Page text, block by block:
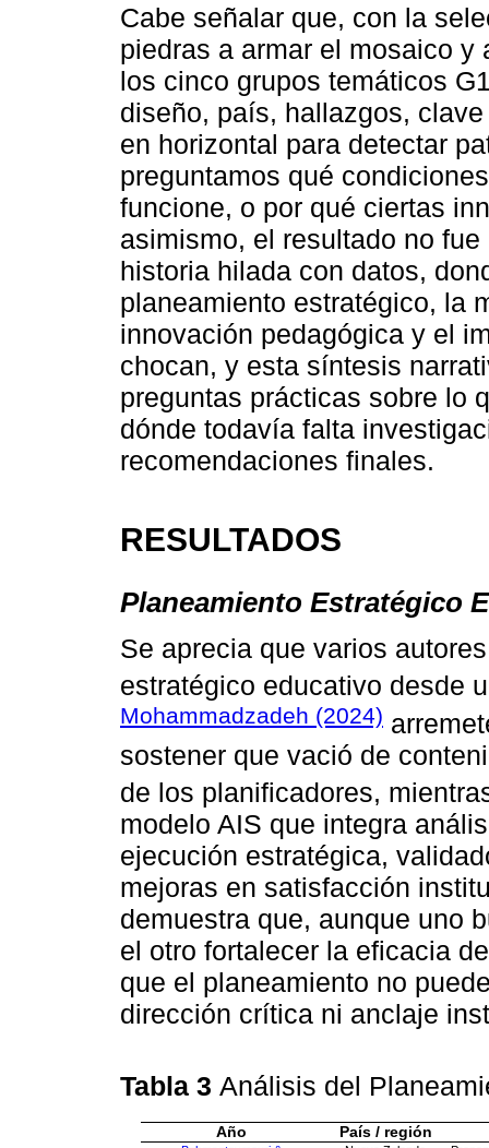
Cabe señalar que, con la
piedras a armar el mosaico y
los cinco grupos temáticos
diseño, país, hallazgos,
en horizontal para detectar
preguntamos qué
funcione, o por qué ciertas
asimismo, el resultado no
historia hilada con datos,
planeamiento estratégico, la
innovación pedagógica y el
chocan, y esta síntesis
preguntas prácticas sobre lo
dónde todavía falta
recomendaciones finales.
RESULTADOS
Planeamiento Estratégico
Se aprecia que varios
estratégico educativo desde
Mohammadzadeh (2024)
sostener que vació de
de los planificadores,
modelo AIS que integra
ejecución estratégica,
mejoras en satisfacción
demuestra que, aunque uno
el otro fortalecer la eficacia
que el planeamiento no
dirección crítica ni anclaje
Tabla 3 Análisis del
Año País / región